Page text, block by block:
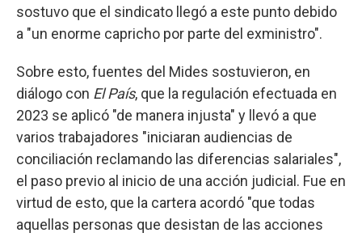
sostuvo que el sindicato llegó a este punto debido
a "un enorme capricho por parte del exministro".
Sobre esto, fuentes del Mides sostuvieron, en
diálogo con El País, que la regulación efectuada en
2023 se aplicó "de manera injusta" y llevó a que
varios trabajadores "iniciaran audiencias de
conciliación reclamando las diferencias salariales",
el paso previo al inicio de una acción judicial. Fue en
virtud de esto, que la cartera acordó "que todas
aquellas personas que desistan de las acciones